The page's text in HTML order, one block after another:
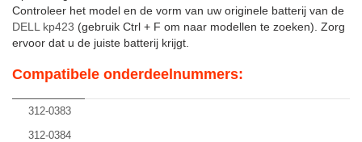
Controleer het model en de vorm van uw originele batterij van de
DELL kp423 (gebruik Ctrl + F om naar modellen te zoeken). Zorg
ervoor dat u de juiste batterij krijgt.
Compatibele onderdeelnummers:
312-0383
312-0384